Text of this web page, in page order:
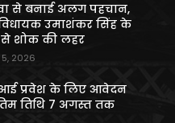
से बनाई अलग पहचान,
उमाशंकर सिंह के
शोक की लहर
2026
प्रवेश के लिए आवेदन
तिथि 7 अगस्त तक